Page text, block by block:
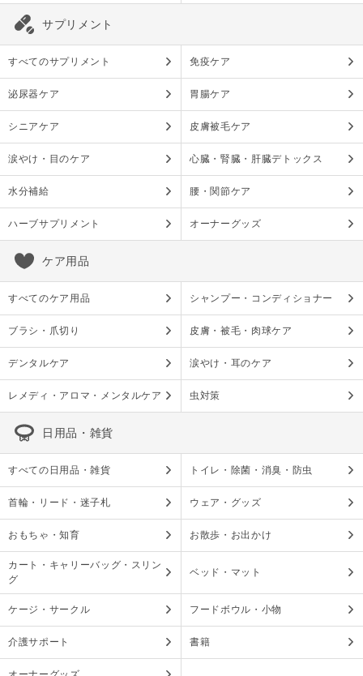
サプリメント
すべてのサプリメント 免疫ケア
泌尿器ケア 胃腸ケア
シニアケア 皮膚被毛ケア
涙やけ・目のケア 心臓・腎臓・肝臓デトックス
水分補給 腰・関節ケア
ハーブサプリメント オーナーグッズ
ケア用品
すべてのケア用品 シャンプー・コンディショナー
ブラシ・爪切り 皮膚・被毛・肉球ケア
デンタルケア 涙やけ・耳のケア
レメディ・アロマ・メンタルケア 虫対策
日用品・雑貨
すべての日用品・雑貨 トイレ・除菌・消臭・防虫
首輪・リード・迷子札 ウェア・グッズ
おもちゃ・知育 お散歩・お出かけ
カート・キャリーバッグ・スリン
グ
ベッド・マット
ケージ・サークル フードボウル・小物
介護サポート 書籍